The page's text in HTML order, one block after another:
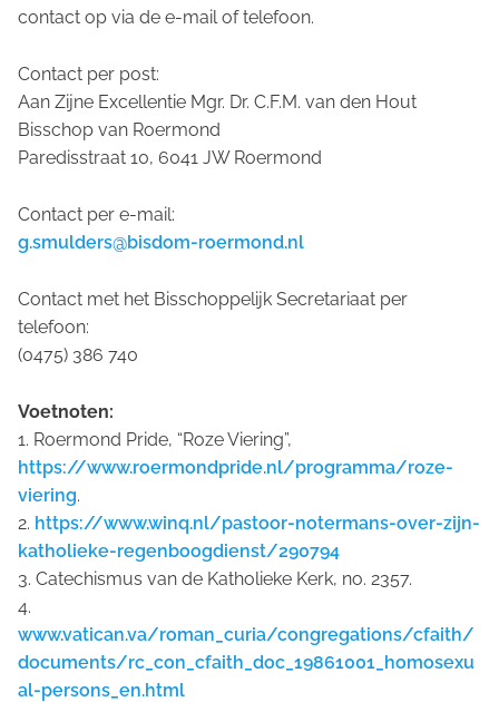
contact op via de e-mail of telefoon.
Contact per post:
Aan Zijne Excellentie Mgr. Dr. C.F.M. van den Hout
Bisschop van Roermond
Paredisstraat 10, 6041 JW Roermond
Contact per e-mail:
g.smulders@bisdom-roermond.nl
Contact met het Bisschoppelijk Secretariaat per
telefoon:
(0475) 386 740
Voetnoten:
1. Roermond Pride, “Roze Viering”,
https://www.roermondpride.nl/programma/roze-
viering.
2. https://www.winq.nl/pastoor-notermans-over-zijn-
katholieke-regenboogdienst/290794
3. Catechismus van de Katholieke Kerk, no. 2357.
4.
www.vatican.va/roman_curia/congregations/cfaith/
documents/rc_con_cfaith_doc_19861001_homosexu
al-persons_en.html